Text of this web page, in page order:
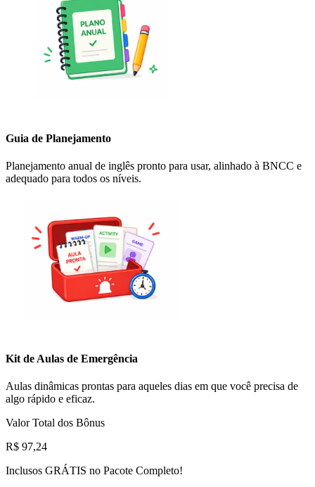
Guia de Planejamento
Planejamento anual de inglês pronto para usar, alinhado à BNCC e
adequado para todos os níveis.
Kit de Aulas de Emergência
Aulas dinâmicas prontas para aqueles dias em que você precisa de
algo rápido e eficaz.
Valor Total dos Bônus
R$ 97,24
Inclusos GRÁTIS no Pacote Completo!